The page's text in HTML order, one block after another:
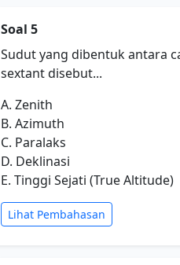
Soal 5
Sudut yang dibentuk antara
sextant disebut...
A. Zenith
B. Azimuth
C. Paralaks
D. Deklinasi
E. Tinggi Sejati (True Altitude)
Lihat Pembahasan